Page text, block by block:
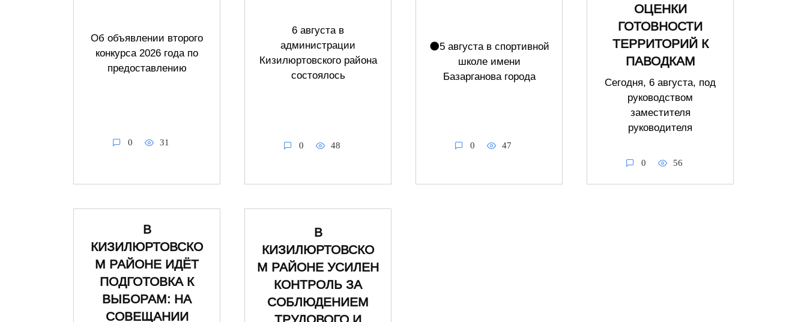
Об объявлении второго
конкурса 2026 года по
предоставлению
0 31
6 августа в
администрации
Кизилюртовского района
состоялось
0 48
⚫️5 августа в спортивной
школе имени
Базарганова города
0 47
ОЦЕНКИ
ГОТОВНОСТИ
ТЕРРИТОРИЙ К
ПАВОДКАМ
Сегодня, 6 августа, под
руководством
заместителя
руководителя
0 56
В
КИЗИЛЮРТОВСКО
М РАЙОНЕ ИДЁТ
ПОДГОТОВКА К
ВЫБОРАМ: НА
СОВЕЩАНИИ
В
КИЗИЛЮРТОВСКО
М РАЙОНЕ УСИЛЕН
КОНТРОЛЬ ЗА
СОБЛЮДЕНИЕМ